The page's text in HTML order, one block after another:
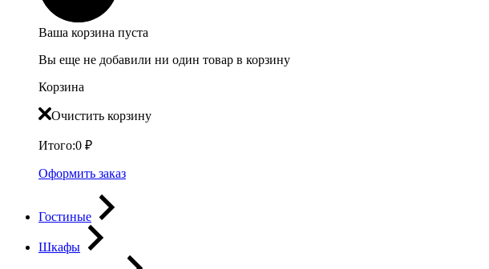
Ваша корзина пуста
Вы еще не добавили ни один товар в корзину
Корзина
Очистить корзину
Итого:0 ₽
Оформить заказ
Гостиные
Шкафы